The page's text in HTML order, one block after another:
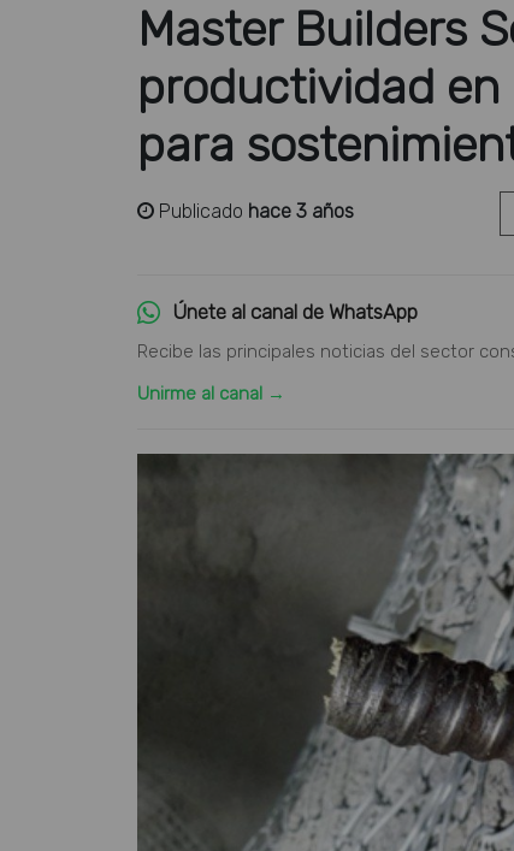
Master Builders
productividad
para
Publicado hace 3 años
Únete al canal de WhatsApp
Recibe las principales noticias del sector
Unirme al canal →